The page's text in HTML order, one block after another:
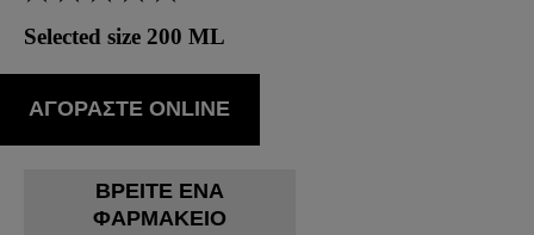
Selected size 200 ML
ΑΓΟΡΑΣΤΕ ONLINE
ΒΡΕΊΤΕ ΈΝΑ
ΦΑΡΜΑΚΕΊΟ